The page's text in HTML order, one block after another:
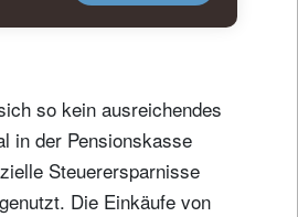
so kein ausreichendes
in der Pensionskasse
Steuerersparnisse
Die Einkäufe von